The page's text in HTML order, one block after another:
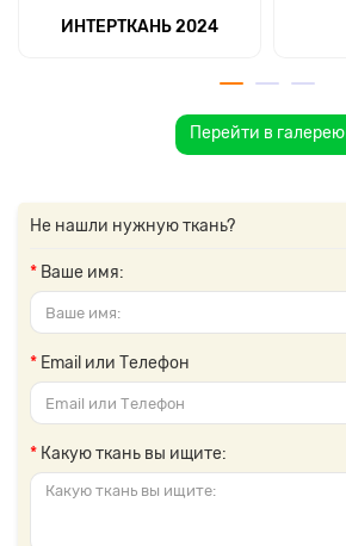
ИНТЕРТКАНЬ 2024
Перейти в галерею
Не нашли нужную ткань?
Ваше имя:
Email или Телефон
Какую ткань вы ищите: